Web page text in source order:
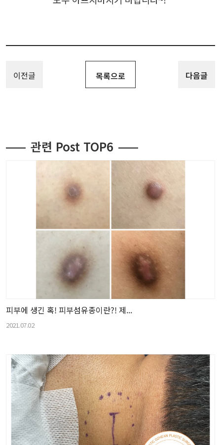
이전글 목록으로 다음글
관련 Post TOP6
피부에 생긴 혹! 피부섬유종이란?! 제...
2021.07.02